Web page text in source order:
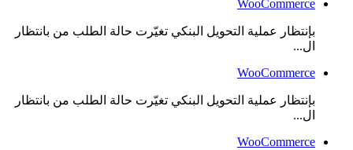
WooCommerce
بإنتظار عملية التحويل البنكي تغيّرت حالة الطلب من بانتظار
ال...
WooCommerce
بإنتظار عملية التحويل البنكي تغيّرت حالة الطلب من بانتظار
ال...
WooCommerce